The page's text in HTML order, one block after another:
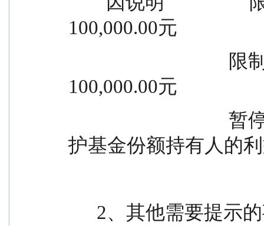
100,000.00元
100,000.00元
护基金份额持有人的
2、其他需要提示